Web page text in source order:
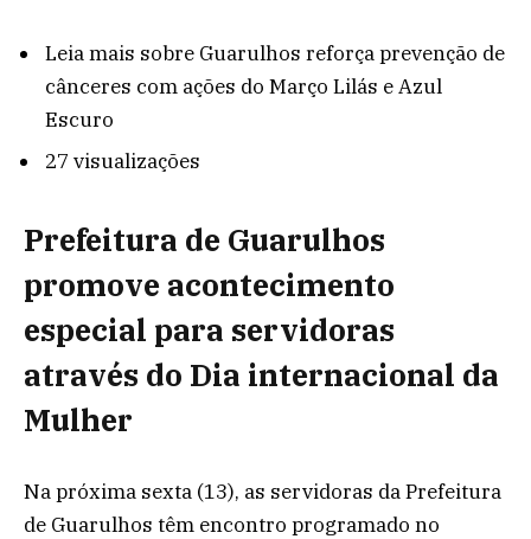
Leia mais sobre Guarulhos reforça prevenção de
cânceres com ações do Março Lilás e Azul
Escuro
27 visualizações
Prefeitura de Guarulhos
promove acontecimento
especial para servidoras
através do Dia internacional da
Mulher
Na próxima sexta (13), as servidoras da Prefeitura
de Guarulhos têm encontro programado no